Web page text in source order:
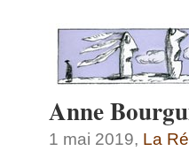
Anne
1 mai 2019, La